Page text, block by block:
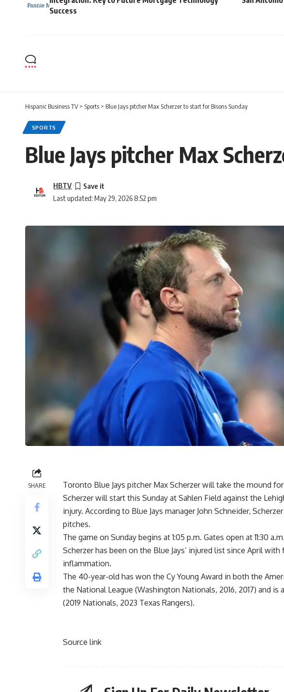
Success
Hispanic Business TV> Sports > Blue Jays pitcher Max Scherzer to start for Bisons Sunday
SPORTS
Blue Jays pitcher Max
Last updated: May 29, 2026 8:52 pm
HBTV
SHARE
Toronto Blue Jays pitcher Max Scherzer will take the mound
Scherzer will start this Sunday at Sahlen Field against the
injury. According to Blue Jays manager John Schneider,
pitches.
The game on Sunday begins at 1:05 p.m. Gates open at 11:30 a.m.
Scherzer has been on the Blue Jays’ injured list since April
inflammation.
The 40-year-old has won the Cy Young Award in both the
the National League (Washington Nationals, 2016, 2017) and
(2019 Nationals, 2023 Texas Rangers).
Source link